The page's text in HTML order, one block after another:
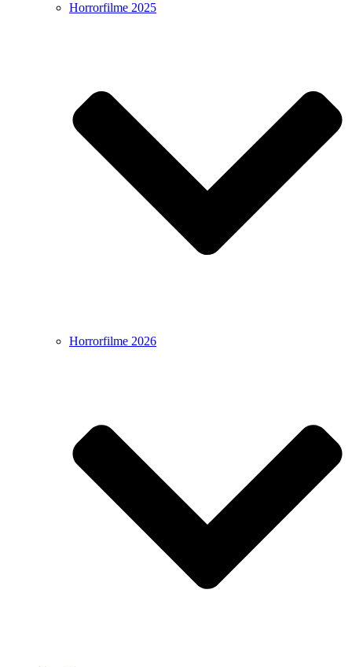
Horrorfilme 2025
Horrorfilme 2026